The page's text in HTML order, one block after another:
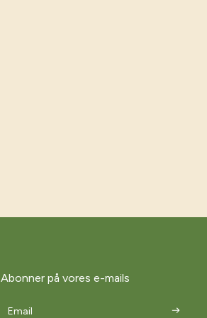
Abonner på vores e-mails
Email